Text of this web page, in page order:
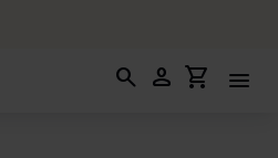
search person shopping_cart menu